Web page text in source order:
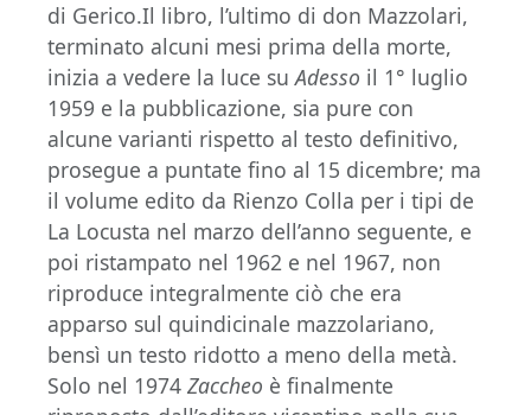
di Gerico.Il libro, l’ultimo di don Mazzolari,
terminato alcuni mesi prima della morte,
inizia a vedere la luce suAdesso il 1° luglio
1959 e la pubblicazione, sia pure con
alcune varianti rispetto al testo definitivo,
prosegue a puntate fino al 15 dicembre; ma
il volume edito da Rienzo Colla per i tipi de
La Locusta nel marzo dell’anno seguente, e
poi ristampato nel 1962 e nel 1967, non
riproduce integralmente ciò che era
apparso sul quindicinale mazzolariano,
bensì un testo ridotto a meno della metà.
Solo nel 1974 Zaccheo è finalmente